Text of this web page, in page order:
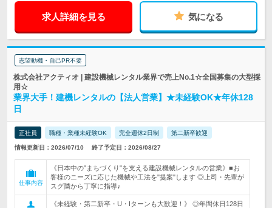
求人詳細を見る 気になる
志望動機・自己PR不要
株式会社アクティオ | 建設機械レンタル業界で売上No.1☆全国募集の大型採
用☆
業界大手！建機レンタルの【法人営業】★未経験OK★年休128
日
正社員 職種・業種未経験OK 完全週休2日制 第二新卒歓迎
情報更新日：2026/07/10 終了予定日：2026/08/27
仕事内容
《日本中の"まちづくり"を支える建設機械レンタルの営業》■お
客様のニーズに応じた機械や工法を"提案"します ◎上司・先輩が
スグ隣から丁寧に指導♪
《未経験・第二新卒・U・Iターンも大歓迎！》 ◎年間休日128日